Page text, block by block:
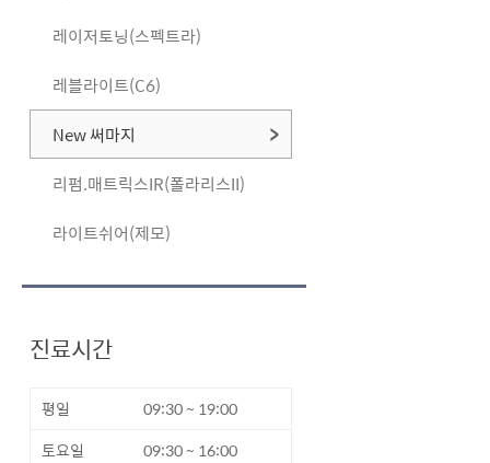
레이저토닝(스펙트라)
레블라이트(C6)
New 써마지
리펌.매트릭스IR(폴라리스II)
라이트쉬어(제모)
진료시간
평일
09:30 ~ 19:00
토요일
09:30 ~ 16:00